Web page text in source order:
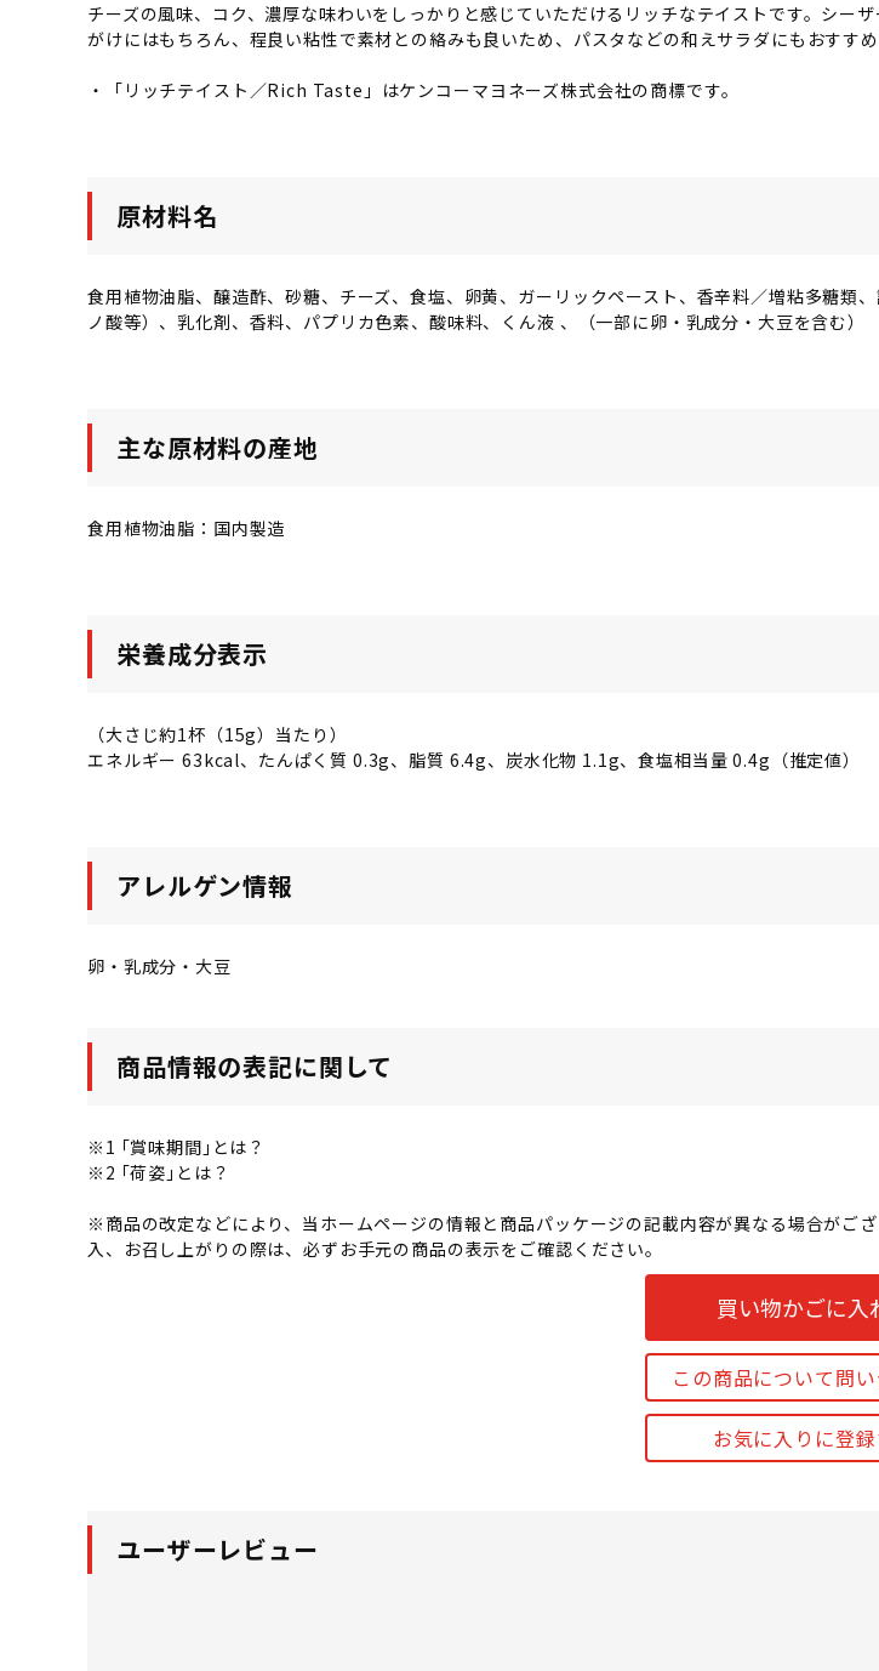
チーズの風味、コク、濃厚な味わいをしっかりと感じていただけるリッチなテイストです。シー
がけにはもちろん、程良い粘性で素材との絡みも良いため、パスタなどの和えサラダにもおすすめ
・「リッチテイスト／Rich Taste」はケンコーマヨネーズ株式会社の商標です。
原材料名
食用植物油脂、醸造酢、砂糖、チーズ、食塩、卵黄、ガーリックペースト、香辛料／増粘多糖類
ノ酸等）、乳化剤、香料、パプリカ色素、酸味料、くん液 、（一部に卵・乳成分・大豆を含む）
主な原材料の産地
食用植物油脂：国内製造
栄養成分表示
（大さじ約1杯（15g）当たり）
エネルギー 63kcal、たんぱく質 0.3g、脂質 6.4g、炭水化物 1.1g、食塩相当量 0.4g（推定値）
アレルゲン情報
卵・乳成分・大豆
商品情報の表記に関して
※1 ｢賞味期間｣とは？
※2 ｢荷姿｣とは？
※商品の改定などにより、当ホームページの情報と商品パッケージの記載内容が異なる場合がご
入、お召し上がりの際は、必ずお手元の商品の表示をご確認ください。
買い物かごに入
この商品について問
お気に入りに登録
ユーザーレビュー